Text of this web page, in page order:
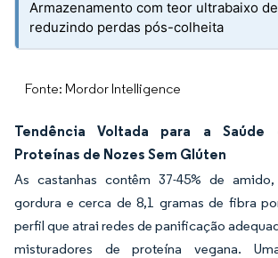
Armazenamento com teor ultrabaixo
reduzindo perdas pós-colheita
Fonte: Mordor Intelligence
Tendência Voltada para a
Proteínas de Nozes Sem Glúten
As castanhas contêm 37-45% de
gordura e cerca de 8,1 gramas de fibra
perfil que atrai redes de panificação
misturadores de proteína vegana.